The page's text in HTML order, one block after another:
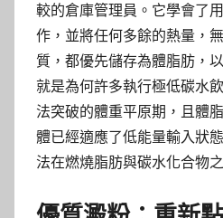
較的倉庫管理員。它學會了
作，並將任何多餘的熱量，
質，都優先儲存為體脂肪，
就是為何許多執行極低碳水
法突破的體重平原期，且體
體已經適應了低能量輸入狀
法在燃燒脂肪與碳水化合物